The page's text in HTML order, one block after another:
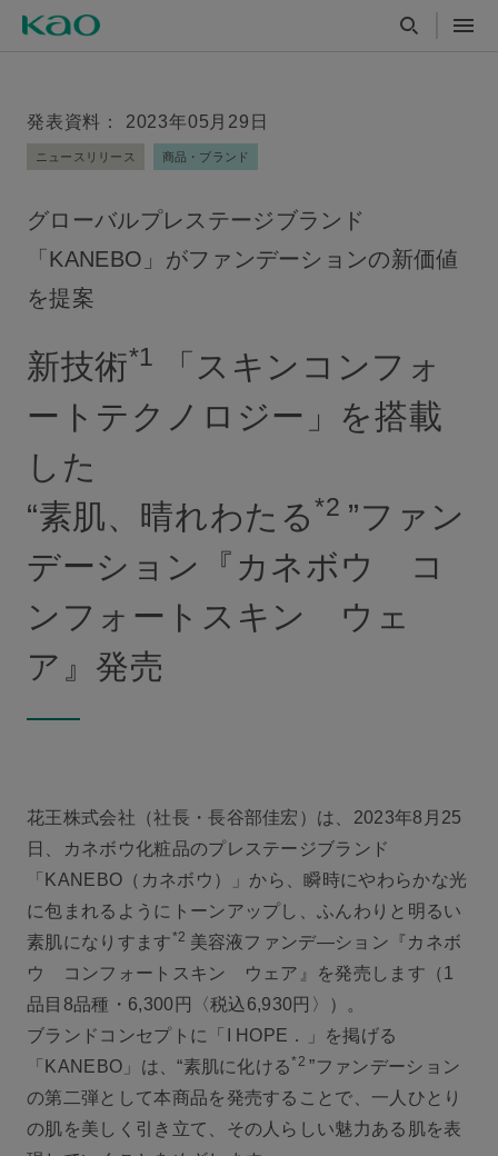
発表資料： 2023年05月29日
ニュースリリース 商品・ブランド
グローバルプレステージブランド
「KANEBO」がファンデーションの新価値
を提案
新技術*1
「スキンコンフォ
ートテクノロジー」を搭載
した
“素肌、晴れわたる *2 ”ファン
デーション『カネボウ コ
ンフォートスキン ウェ
ア』発売
花王株式会社（社長・長谷部佳宏）は、2023年8月25
日、カネボウ化粧品のプレステージブランド
「KANEBO（カネボウ）」から、瞬時にやわらかな光
に包まれるようにトーンアップし、ふんわりと明るい
素肌になりすます*2 美容液ファンデ―ション『カネボ
ウ コンフォートスキン ウェア』を発売します（1
品目8品種・6,300円〈税込6,930円〉）。
ブランドコンセプトに「I HOPE．」を掲げる
「KANEBO」は、“素肌に化ける*2”ファンデーション
の第二弾として本商品を発売することで、一人ひとり
の肌を美しく引き立て、その人らしい魅力ある肌を表